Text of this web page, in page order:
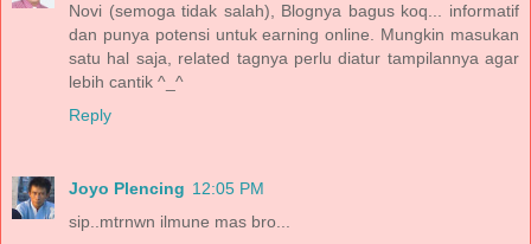
Novi (semoga tidak salah), Blognya bagus koq... informatif
dan punya potensi untuk earning online. Mungkin masukan
satu hal saja, related tagnya perlu diatur tampilannya agar
lebih cantik ^_^
Reply
Joyo Plencing 12:05 PM
sip..mtrnwn ilmune mas bro...